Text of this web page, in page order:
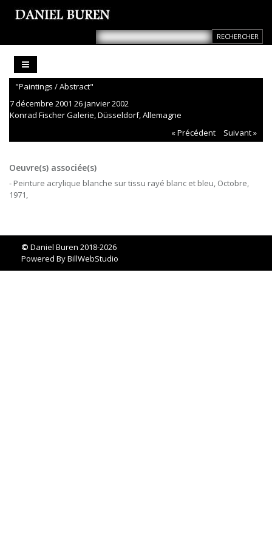
"Paintings / Abstract"
7 décembre 2001 26 janvier 2002
Konrad Fischer Galerie, Düsseldorf, Allemagne
« Précédent
Suivant »
Oeuvre(s) associée(s)
- Peinture acrylique blanche sur tissu rayé blanc et bleu, Octobre,
1971,
© Daniel Buren 2018-2026
Powered ByBillWebStudio